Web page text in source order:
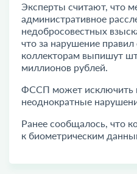
Эксперты считают, что
административное
недобросовестных
что за нарушение
коллекторам выпишут
миллионов рублей.
ФССП может исключить
неоднократные
Ранее сообщалось, что
к биометрическим